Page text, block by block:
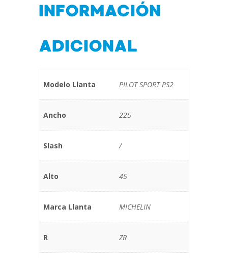
INFORMACIÓN
ADICIONAL
Modelo Llanta PILOT SPORT PS2
Ancho 225
Slash /
Alto 45
Marca Llanta MICHELIN
R ZR